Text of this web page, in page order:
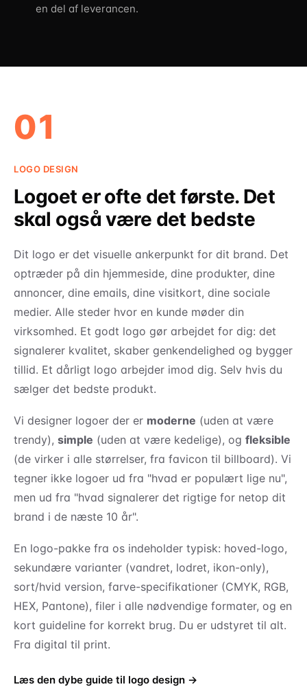
en del af leverancen.
01
LOGO DESIGN
Logoet er ofte det første. Det
skal også være det bedste
Dit logo er det visuelle ankerpunkt for dit brand. Det
optræder på din hjemmeside, dine produkter, dine
annoncer, dine emails, dine visitkort, dine sociale
medier. Alle steder hvor en kunde møder din
virksomhed. Et godt logo gør arbejdet for dig: det
signalerer kvalitet, skaber genkendelighed og bygger
tillid. Et dårligt logo arbejder imod dig. Selv hvis du
sælger det bedste produkt.
Vi designer logoer der er moderne (uden at være
trendy), simple (uden at være kedelige), og fleksible
(de virker i alle størrelser, fra favicon til billboard). Vi
tegner ikke logoer ud fra "hvad er populært lige nu",
men ud fra "hvad signalerer det rigtige for netop dit
brand i de næste 10 år".
En logo-pakke fra os indeholder typisk: hoved-logo,
sekundære varianter (vandret, lodret, ikon-only),
sort/hvid version, farve-specifikationer (CMYK, RGB,
HEX, Pantone), filer i alle nødvendige formater, og en
kort guideline for korrekt brug. Du er udstyret til alt.
Fra digital til print.
Læs den dybe guide til logo design →